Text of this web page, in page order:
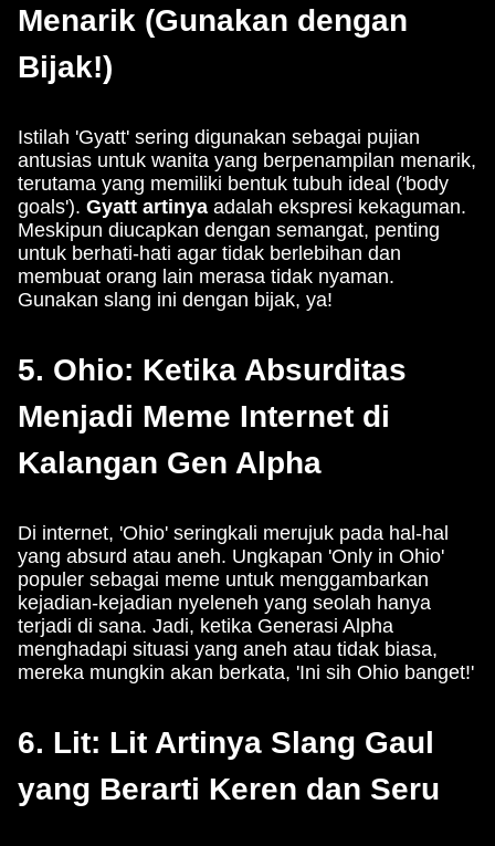
Menarik (Gunakan dengan
Bijak!)
Istilah 'Gyatt' sering digunakan sebagai pujian
antusias untuk wanita yang berpenampilan menarik,
terutama yang memiliki bentuk tubuh ideal ('body
goals'). Gyatt artinya adalah ekspresi kekaguman.
Meskipun diucapkan dengan semangat, penting
untuk berhati-hati agar tidak berlebihan dan
membuat orang lain merasa tidak nyaman.
Gunakan slang ini dengan bijak, ya!
5. Ohio: Ketika Absurditas
Menjadi Meme Internet di
Kalangan Gen Alpha
Di internet, 'Ohio' seringkali merujuk pada hal-hal
yang absurd atau aneh. Ungkapan 'Only in Ohio'
populer sebagai meme untuk menggambarkan
kejadian-kejadian nyeleneh yang seolah hanya
terjadi di sana. Jadi, ketika Generasi Alpha
menghadapi situasi yang aneh atau tidak biasa,
mereka mungkin akan berkata, 'Ini sih Ohio banget!'
6. Lit: Lit Artinya Slang Gaul
yang Berarti Keren dan Seru